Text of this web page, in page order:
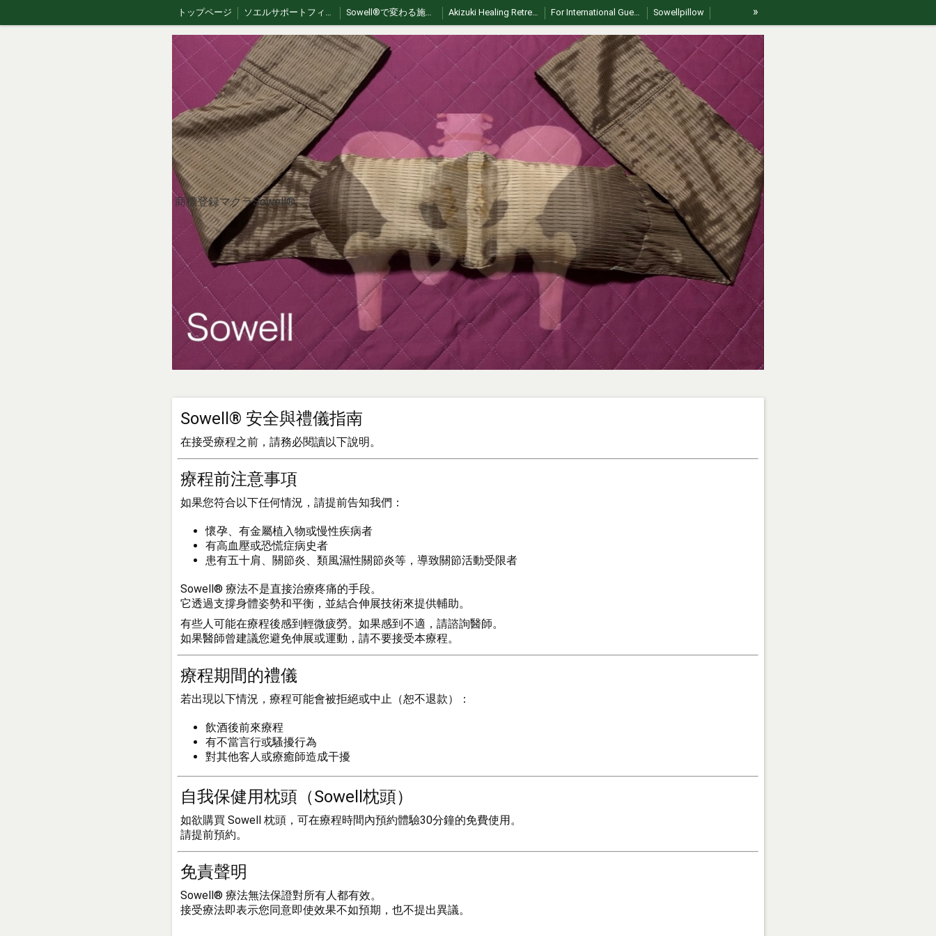
トップページ ソエルサポートフィールド Sowell®︎で変わる施術 | 繋がり、スキルUPする認定講習会 Akizuki Healing Retreat: Authentic Japan Exp For International Guests Sowellpillow
大井整骨院 【Sowell】ソエル商標登録治療枕 お問い合わせ Sowell理論 Sowell®︎therapy（朝倉） jp🇯🇵｜Sowell swing（ソエルスイング）
en🇺🇸 | Sowell Swing – Gentle Flex Movement ko🇰🇷｜소웰 스윙 – 부드러운 플렉스 움직임 es🇪🇸｜Sowell swing (Balanceo Suave Sowell) fr🇫🇷 | Sowell swing (Soin de bercement doux)
th 🇹🇭 | Sowell swing (โซเอลสวิง) vi 🇻🇳 | Sowell swing (Sowell lắc nhẹ) Sowell Pillowの作り方 How to Use Sowell Pillow What is Sowell Therapy?
What is Sowell Therapy? Sowellist Certification Course Textbook Where to Experience Sowell® Therapy in Japan Sowell®︎ Video Gallery｜動画ギャラリー A Pillow, A Philosophy
ひとつの枕、ひとつの哲学 【English】Sowell® Safety & Etiquette Guide 【Korean】Sowell® Safety & Etiquette Guide
【Chinese】Sowell® Safety & Etiquette Guide 【Spanish】Sowell® Safety & Etiquette Guide 【French】Sowell® Safety & Etiquette Guide 【Thai】Sowell® Safety & Etiquette Guide 【Vietnamese】Sowell® Safety & Etiquette Guide
Yamakara Fried Chicken｜進撃の巨人の故郷・日田のからあげ店 【共通】Sowell®︎の紹介ページ 🇬🇧 EN｜Introduction｜Sowell pillow 🇰🇷 KR｜소개｜Sowell pillow 🇨🇳 CN｜介绍｜Sowell pillow
🇪🇸 ES｜Introducción｜Sowell pillow 🇫🇷 FR｜Présentation｜Sowell pillow 🇹🇭 TH｜แนะนำ｜Sowell pillow 🇻🇳 VN｜Giới thiệu｜Sowell pillow 🇯🇵jp｜Sowellとは？ セルフケアとセラピーの新しいかたち
en🇺🇸｜What is Sowell® Therapy? 🇰🇷 ko｜Sowell® 테라피란? 🇨🇳zh | 什么是 Sowell® 疗法？ 🇪🇸 es | ¿Qué es la terapia Sowell®? 🇫🇷 fr | Qu’est-ce que la thérapie Sowell® ?
🇹🇭 th | การบำบัดแบบ Sowell® คืออะไร? 🇯🇵日本でSowell swingが受けられるサロン Sowell Swing: Gentle Healing in Japan Stillness in Akizuki
»
商標登録マクラSowell®︎
Sowell® 安全與禮儀指南
在接受療程之前，請務必閱讀以下說明。
療程前注意事項
如果您符合以下任何情況，請提前告知我們：
懷孕、有金屬植入物或慢性疾病者
有高血壓或恐慌症病史者
患有五十肩、關節炎、類風濕性關節炎等，導致關節活動受限者
Sowell® 療法不是直接治療疼痛的手段。
它透過支撐身體姿勢和平衡，並結合伸展技術來提供輔助。
有些人可能在療程後感到輕微疲勞。如果感到不適，請諮詢醫師。
如果醫師曾建議您避免伸展或運動，請不要接受本療程。
療程期間的禮儀
若出現以下情況，療程可能會被拒絕或中止（恕不退款）：
飲酒後前來療程
有不當言行或騷擾行為
對其他客人或療癒師造成干擾
自我保健用枕頭（Sowell枕頭）
如欲購買 Sowell 枕頭，可在療程時間內預約體驗30分鐘的免費使用。
請提前預約。
免責聲明
Sowell® 療法無法保證對所有人都有效。
接受療法即表示您同意即使效果不如預期，也不提出異議。